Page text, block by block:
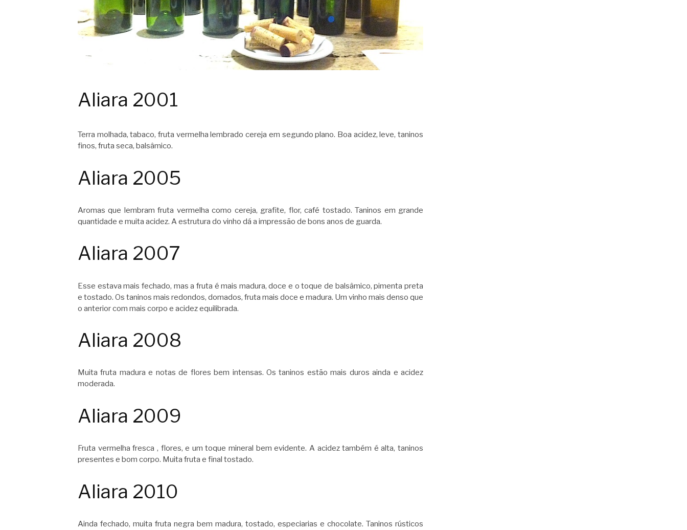
Aliara 2001
Terra molhada, tabaco, fruta vermelha lembrado cereja em segundo plano. Boa acidez, leve, taninos
finos, fruta seca, balsâmico.
Aliara 2005
Aromas que lembram fruta vermelha como cereja, grafite, flor, café tostado. Taninos em grande
quantidade e muita acidez. A estrutura do vinho dá a impressão de bons anos de guarda.
Aliara 2007
Esse estava mais fechado, mas a fruta é mais madura, doce e o toque de balsâmico, pimenta preta
e tostado. Os taninos mais redondos, domados, fruta mais doce e madura. Um vinho mais denso que
o anterior com mais corpo e acidez equilibrada.
Aliara 2008
Muita fruta madura e notas de flores bem intensas. Os taninos estão mais duros ainda e acidez
moderada.
Aliara 2009
Fruta vermelha fresca , flores, e um toque mineral bem evidente. A acidez também é alta, taninos
presentes e bom corpo. Muita fruta e final tostado.
Aliara 2010
Ainda fechado, muita fruta negra bem madura, tostado, especiarias e chocolate. Taninos rústicos